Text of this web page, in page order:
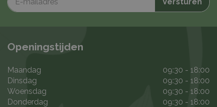
Openingstijden
Maandag
09:30 - 18:00
Dinsdag
09:30 - 18:00
Woensdag
09:30 - 18:00
Donderdag
09:30 - 18:00